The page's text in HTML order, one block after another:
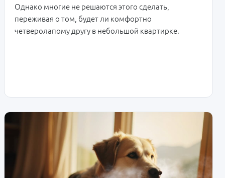
Однако многие не решаются этого сделать,
переживая о том, будет ли комфортно
четверолапому другу в небольшой квартирке.